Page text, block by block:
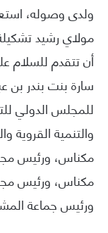
ولدى وصوله،
مولاي رشيد
أن تتقدم للسلام
سارة بنت بندر بن
للمجلس الدولي
والتنمية القروية
مكناس، ورئيس
مكناس، ورئيس
ورئيس جماعة